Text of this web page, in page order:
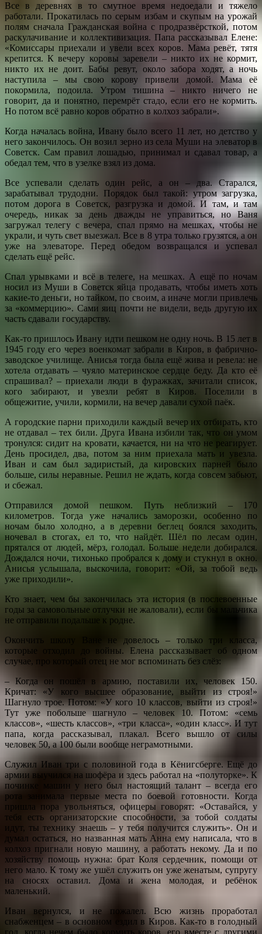
Все в деревнях в то смутное время недоедали и тяжело
работали. Прокатилась по серым избам и скупым на урожай
полям сначала Гражданская война с продразвёрсткой, потом
раскулачивание и коллективизация. Папа рассказывал Елене:
«Комиссары приехали и увели всех коров. Мама ревёт, тятя
крепится. К вечеру коровы заревели – никто их не кормит,
никто их не доит. Бабы ревут, около забора ходят, а ночь
наступила – мы свою корову привели домой. Мама её
покормила, подоила. Утром тишина – никто ничего не
говорит, да и понятно, перемрёт стадо, если его не кормить.
Но потом всё равно коров обратно в колхоз забрали».
Когда началась война, Ивану было всего 11 лет, но детство у
него закончилось. Он возил зерно из села Муши на элеватор в
Советск. Сам правил лошадью, принимал и сдавал товар, а
обедал тем, что в узелке взял из дома.
Все успевали сделать один рейс, а он – два. Старался,
зарабатывал трудодни. Порядок был такой: утром загрузка,
потом дорога в Советск, разгрузка и домой. И там, и там
очередь, никак за день дважды не управиться, но Ваня
загружал телегу с вечера, спал прямо на мешках, чтобы не
украли, и чуть свет выезжал. Все в 8 утра только грузятся, а он
уже на элеваторе. Перед обедом возвращался и успевал
сделать ещё рейс.
Спал урывками и всё в телеге, на мешках. А ещё по ночам
носил из Муши в Советск яйца продавать, чтобы иметь хоть
какие-то деньги, но тайком, по своим, а иначе могли привлечь
за «коммерцию». Сами яиц почти не видели, ведь другую их
часть сдавали государству.
Как-то пришлось Ивану идти пешком не одну ночь. В 15 лет в
1945 году его через военкомат забрали в Киров, в фабрично-
заводское училище. Анисья тогда была ещё жива и ревела: не
хотела отдавать – чуяло материнское сердце беду. Да кто её
спрашивал? – приехали люди в фуражках, зачитали список,
кого забирают, и увезли ребят в Киров. Поселили в
общежитие, учили, кормили, на вечер давали сухой паёк.
А городские парни приходили каждый вечер их отбирать, кто
не отдавал – тех били. Друга Ивана избили так, что он умом
тронулся: сидит на кровати, качается, ни на что не реагирует.
День просидел, два, потом за ним приехала мать и увезла.
Иван и сам был задиристый, да кировских парней было
больше, силы неравные. Решил не ждать, когда совсем забьют,
и сбежал.
Отправился домой пешком. Путь неблизкий – 170
километров. Тогда уже начались заморозки, особенно по
ночам было холодно, а в деревни беглец боялся заходить,
ночевал в стогах, ел то, что найдёт. Шёл по лесам один,
прятался от людей, мёрз, голодал. Больше недели добирался.
Дождался ночи, тихонько пробрался к дому и стукнул в окно.
Анисья услышала, выскочила, говорит: «Ой, за тобой ведь
уже приходили».
Кто знает, чем бы закончилась эта история (в послевоенные
годы за самовольные отлучки не жаловали), если бы мальчика
не отправили подальше к родне.
Окончить школу Ване не довелось – только три класса,
которые отходил до войны. Елена рассказывает об одном
случае, про который отец не мог вспоминать без слёз:
– Когда он пошёл в армию, поставили их, человек 150.
Кричат: «У кого высшее образование, выйти из строя!»
Шагнуло трое. Потом: «У кого 10 классов, выйти из строя!»
Тут уже побольше шагнуло – человек 10. Потом: «семь
классов», «шесть классов», «три класса», «один класс». И тут
папа, когда рассказывал, плакал. Всего вышло от силы
человек 50, а 100 были вообще неграмотными.
Служил Иван три с половиной года в Кёнигсберге. Ещё до
армии выучился на шофёра и здесь работал на «полуторке». К
починке машин у него был настоящий талант – всегда его
рота занимала первые места по боевой готовности. Когда
пришла пора увольняться, офицеры говорят: «Оставайся, у
тебя есть организаторские способности, за тобой солдаты
идут, ты технику знаешь – у тебя получится служить». Он и
думал остаться, но названная мать Анна ему написала, что в
колхоз пригнали новую машину, а работать некому. Да и по
хозяйству помощь нужна: брат Коля сердечник, помощи от
него мало. К тому же ушёл служить он уже женатым, супругу
на сносях оставил. Дома и жена молодая, и ребёнок
маленький.
Иван вернулся, и не пожалел. Всю жизнь проработал
снабженцем – в основном ездил в Киров. Как-то в голодный
год, когда нечем было кормить коров, его вместе с другими